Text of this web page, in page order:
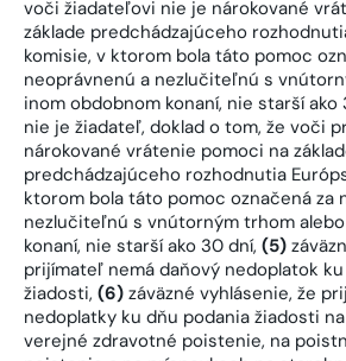
voči žiadateľovi nie je nárokované
základe predchádzajúceho
komisie, v ktorom bola táto pomoc
neoprávnenú a nezlučiteľnú s
inom obdobnom konaní, nie starší
nie je žiadateľ, doklad o tom, že voči
nárokované vrátenie pomoci na
predchádzajúceho rozhodnutia
ktorom bola táto pomoc označená za
nezlučiteľnú s vnútorným trhom
konaní, nie starší ako 30 dní, (5)
prijímateľ nemá daňový nedoplatok
žiadosti, (6) záväzné vyhlásenie, že
nedoplatky ku dňu podania žiadosti
verejné zdravotné poistenie, na